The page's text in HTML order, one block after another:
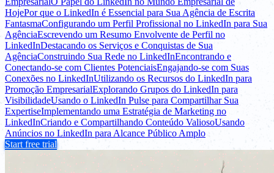
HojePor que o LinkedIn é Essencial para Sua Agência de Escrita
FantasmaConfigurando um Perfil Profissional no LinkedIn para Sua
AgênciaEscrevendo um Resumo Envolvente de Perfil no
LinkedInDestacando os Serviços e Conquistas de Sua
AgênciaConstruindo Sua Rede no LinkedInEncontrando e
Conectando-se com Clientes PotenciaisEngajando-se com Suas
Conexões no LinkedInUtilizando os Recursos do LinkedIn para
Promoção EmpresarialExplorando Grupos do LinkedIn para
VisibilidadeUsando o LinkedIn Pulse para Compartilhar Sua
ExpertiseImplementando uma Estratégia de Marketing no
LinkedInCriando e Compartilhando Conteúdo ValiosoUsando
Anúncios no LinkedIn para Alcance Público Amplo
Start free trial